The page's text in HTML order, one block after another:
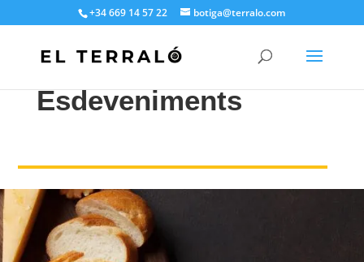
+34 669 14 57 22 botiga@terralo.com
Esdeveniments